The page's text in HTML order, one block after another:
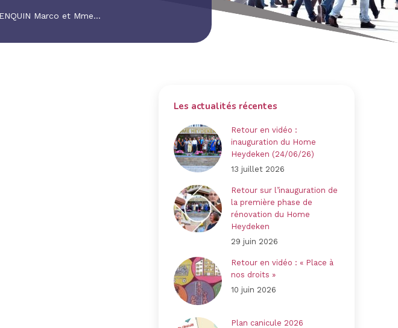
Marco et Mme…
Les actualités récentes
Retour en vidéo :
inauguration du Home
Heydeken (24/06/26)
13 juillet 2026
Retour sur l’inauguration de
la première phase de
rénovation du Home
Heydeken
29 juin 2026
Retour en vidéo : « Place à
nos droits »
10 juin 2026
Plan canicule 2026